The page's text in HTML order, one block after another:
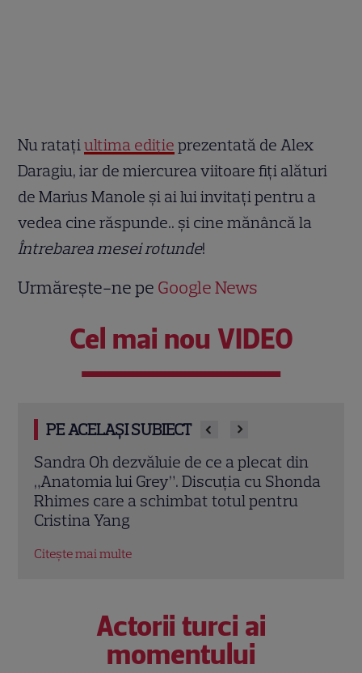
Nu ratațiultima ediție prezentată de Alex
Daragiu, iar de miercurea viitoare fiți alături
de Marius Manole și ai lui invitați pentru a
vedea cine răspunde.. și cine mănâncă la
Întrebarea mesei rotunde!
Urmărește-ne pe Google News
Cel mai nou VIDEO
PE ACELAȘI SUBIECT
Marvel are un nou Black Panther. David
Jonsson preia moștenirea lui Chadwick
Boseman
Actorii turci ai
momentului